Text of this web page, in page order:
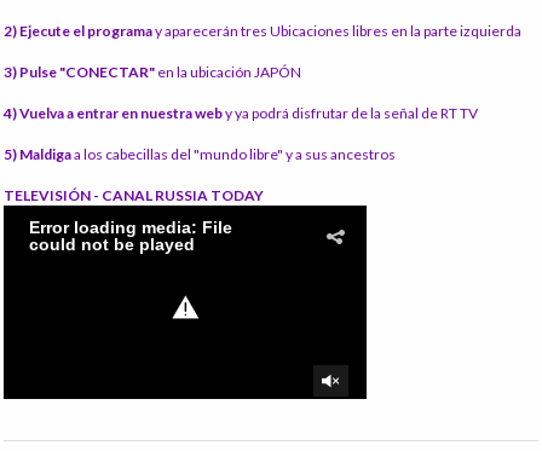
2) Ejecute el programay aparecerán tres Ubicaciones libres en la parte izquierda
3) Pulse "CONECTAR" en la ubicación JAPÓN
4) Vuelva a entrar en nuestra weby ya podrá disfrutar de la señal de RT TV
5) Maldigaa los cabecillas del "mundo libre" y a sus ancestros
TELEVISIÓN - CANAL RUSSIA TODAY